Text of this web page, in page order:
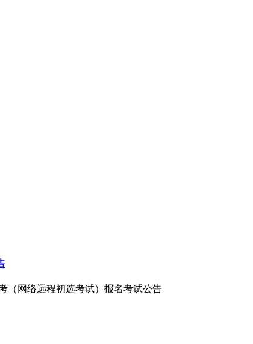
（网络远程初选考试）报名考试公告